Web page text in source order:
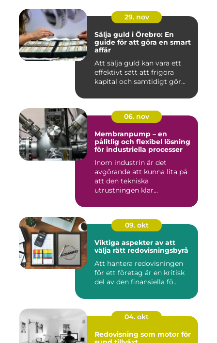
29. nov
Sälja guld i Örebro: En
guide för att göra en smart
affär
Att sälja guld kan vara ett
effektivt sätt att frigöra
kapital och samtidigt gör...
06. nov
Membranpump – en
pålitlig och flexibel lösning
för industriella processer
Inom industrin är det
avgörande att kunna lita på
att den tekniska
utrustningen klar...
09. okt
Viktiga aspekter av att
välja rätt redovisningsbyrå
Att hantera redovisningen
för ett företag är en kritisk
del av den finansiella fö...
04. okt
Redovisning som motor för